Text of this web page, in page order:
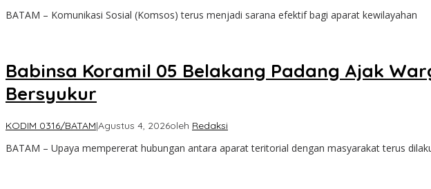
BATAM – Komunikasi Sosial (Komsos) terus menjadi sarana efektif bagi aparat kewilayahan
Babinsa Koramil 05 Belakang Padang Ajak
Bersyukur
KODIM 0316/BATAM|Agustus 4, 2026oleh Redaksi
BATAM – Upaya mempererat hubungan antara aparat teritorial dengan masyarakat terus